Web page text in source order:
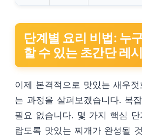
단계별 요리 비법: 누
할 수 있는 초간단 레
이제 본격적으로 맛있는 새우젓
는 과정을 살펴보겠습니다. 복
필요 없습니다. 몇 가지 핵심
랍도록 맛있는 찌개가 완성될